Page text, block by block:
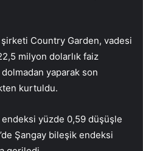
Country Garden, vadesi
milyon dolarlık faiz
yaparak son
kurtuldu.
endeksi yüzde 0,59 düşüşle
Şangay bileşik endeksi